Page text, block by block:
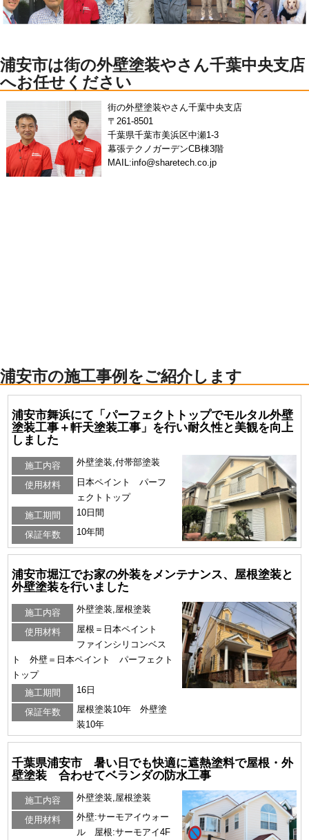
浦安市は街の外壁塗装やさん千葉中央支店
へお任せください
街の外壁塗装やさん千葉中央支店
〒261-8501
千葉県千葉市美浜区中瀬1-3
幕張テクノガーデンCB棟3階
MAIL:info@sharetech.co.jp
浦安市の施工事例をご紹介します
浦安市舞浜にて「パーフェクトトップでモルタル外壁
塗装工事＋軒天塗装工事」を行い耐久性と美観を向上
しました
施工内容 外壁塗装,付帯部塗装
使用材料
日本ペイント パーフ
ェクトトップ
施工期間
10日間
保証年数 10年間
浦安市堀江でお家の外装をメンテナンス、屋根塗装と
外壁塗装を行いました
施工内容 外壁塗装,屋根塗装
使用材料
屋根＝日本ペイント
ファインシリコンベス
ト 外壁＝日本ペイント パーフェクト
トップ
施工期間
16日
保証年数
屋根塗装10年 外壁塗
装10年
千葉県浦安市 暑い日でも快適に遮熱塗料で屋根・外
壁塗装 合わせてベランダの防水工事
施工内容 外壁塗装,屋根塗装
使用材料
外壁:サーモアイウォー
ル 屋根:サーモアイ4F